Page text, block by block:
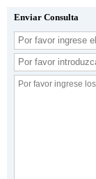
Enviar Consulta